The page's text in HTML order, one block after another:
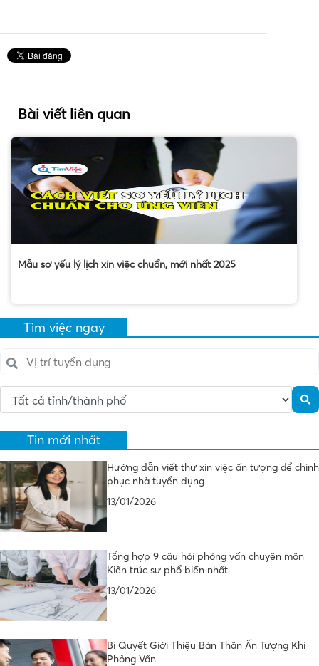
Bài viết liên quan
Mẫu sơ yếu lý lịch xin việc chuẩn, mới nhất 2025
Tìm việc ngay
Tin mới nhất
Hướng dẫn viết thư xin việc ấn tượng để chinh
phục nhà tuyển dụng
13/01/2026
Tổng hợp 9 câu hỏi phỏng vấn chuyên môn
Kiến trúc sư phổ biến nhất
13/01/2026
Bí Quyết Giới Thiệu Bản Thân Ấn Tượng Khi
Phỏng Vấn